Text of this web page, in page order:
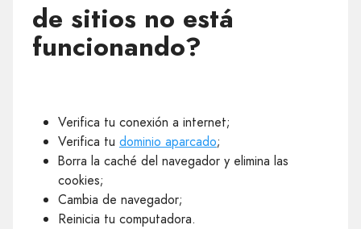
de sitios no está
funcionando?
Verifica tu conexión a internet;
Verifica tu dominio aparcado;
Borra la caché del navegador y elimina las
cookies;
Cambia de navegador;
Reinicia tu computadora.